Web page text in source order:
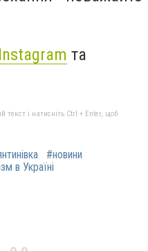
Instagram та
текст і натисніть Ctrl + Enter, щоб
#новини
в Україні